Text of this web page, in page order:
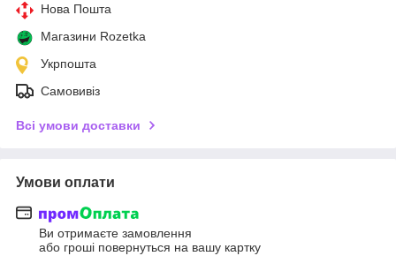
Нова Пошта
Магазини Rozetka
Укрпошта
Самовивіз
Всі умови доставки
Умови оплати
Ви отримаєте замовлення
або гроші повернуться на вашу картку